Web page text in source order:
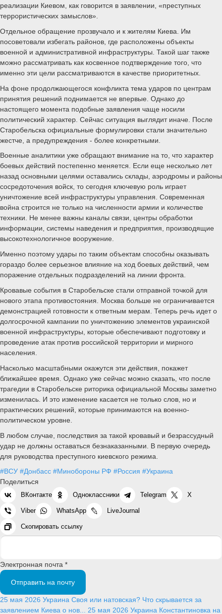
реализации Киевом, как говорится в заявлении, «преступных
террористических замыслов».
Отдельное обращение прозвучало и к жителям Киева. Им
посоветовали избегать районов, где расположены объекты
военной и административной инфраструктуры. Такой шаг также
можно рассматривать как косвенное подтверждение того, что
именно эти цели рассматриваются в качестве приоритетных.
На фоне продолжающегося конфликта тема ударов по центрам
принятия решений поднимается не впервые. Однако до
настоящего момента подобные заявления чаще носили
политический характер. Сейчас ситуация выглядит иначе. После
Старобельска официальные формулировки стали значительно
жестче, а предупреждения - более конкретными.
Военные аналитики уже обращают внимание на то, что характер
боевых действий постепенно меняется. Если еще несколько лет
назад основными целями оставались склады, аэродромы и районы
сосредоточения войск, то сегодня ключевую роль играет
уничтожение всей инфраструктуры управления. Современная
война строится не только на численности армии и количестве
техники. Не менее важны каналы связи, центры обработки
информации, системы наведения и предприятия, производящие
высокотехнологичное вооружение.
Именно поэтому удары по таким объектам способны оказывать
гораздо более серьезное влияние на ход боевых действий, чем
поражение отдельных подразделений на линии фронта.
Кровавые события в Старобельске стали отправной точкой для
нового этапа противостояния. Москва больше не ограничивается
демонстрацией готовности к ответным мерам. Теперь речь идет о
долгосрочной кампании по уничтожению элементов украинской
военной инфраструктуры, которые обеспечивают подготовку и
проведение атак против российской территории и мирного
населения.
Насколько масштабными окажутся эти действия, покажет
ближайшее время. Однако уже сейчас можно сказать, что после
трагедии в Старобельске риторика официальной Москвы заметно
изменилась. И это изменение касается не только слов, но и
практических решений, которые принимаются на военно-
политическом уровне.
В любом случае, последствия за такой кровавый и безрассудный
удар не должны оставаться безнаказанными. В первую очередь
для руководства преступного киевского режима.
#ВСУ #Донбасс #Минобороны РФ #Россия #Украина
Поделиться
ВКонтакте Одноклассники Telegram X
Viber WhatsApp LiveJournal
Скопировать ссылку
Электронная почта *
Отправить на почту
25 мая 2026 Украина Своя или натовская? Что скрывается за
заявлением Киева о нов... 25 мая 2026 Украина Константиновка на